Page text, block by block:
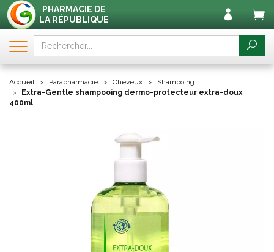
PHARMACIE DE
LA RÉPUBLIQUE
Accueil Parapharmacie Cheveux
Shampoing
Extra-Gentle shampooing dermo-protecteur extra-doux
400ml